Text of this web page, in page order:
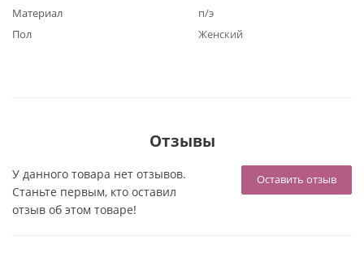
Материал
п/э
Пол
Женский
Отзывы
Оставить отзыв
У данного товара нет отзывов.
Станьте первым, кто оставил
отзыв об этом товаре!